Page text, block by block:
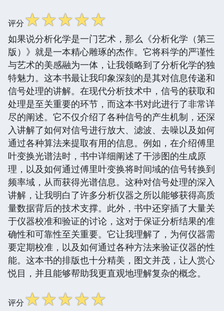
评分☆☆☆☆☆
如果说分析化学是一门艺术，那么《分析化学（第三
版）》就是一本精心雕琢的杰作。它将科学的严谨性
与艺术的美感融为一体，让我领略到了分析化学的独
特魅力。这本书最让我印象深刻的是其对信息传递和
信号处理的讲解。在现代分析技术中，信号的获取和
处理是至关重要的环节，而这本书对此进行了非常详
尽的阐述。它不仅介绍了各种信号的产生机制，还深
入讲解了如何对信号进行放大、滤波、去噪以及如何
通过各种算法来提取有用的信息。例如，在介绍傅里
叶变换光谱法时，书中详细阐述了干涉图的生成原
理，以及如何通过傅里叶变换将时间域的信号转换到
频率域，从而获得光谱信息。这种对信号处理的深入
讲解，让我明白了许多分析仪器之所以能够获得高质
量数据背后的技术支撑。此外，书中还穿插了大量关
于仪器校准和验证的讨论，这对于保证分析结果的准
确性和可靠性至关重要。它让我理解了，为何仪器需
要定期校准，以及如何通过各种方法来验证仪器的性
能。这本书的排版也十分精美，图文并茂，让人赏心
悦目，并且能够帮助我更直观地理解复杂的概念。
评分☆☆☆☆☆